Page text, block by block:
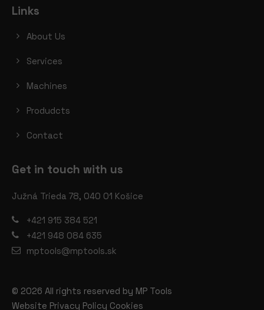
Links
About Us
Services
Machines
Produdcts
Contact
Get in touch with us
Južná Trieda 78, 040 01 Košice
+421 915 384 521
+421 948 084 635
mptools@mptools.sk
© 2026 All rights reserved by MP Tools
Website Privacy Policy Cookies